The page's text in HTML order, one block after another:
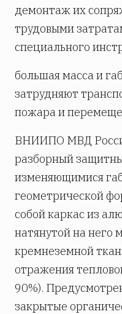
демонтаж их
трудовыми
специального
большая масса и
затрудняют
пожара и
ВНИИПО МВД
разборный
изменяющимися
геометрической
собой каркас из
натянутой на него
кремнеземной
отражения
90%).
закрытые